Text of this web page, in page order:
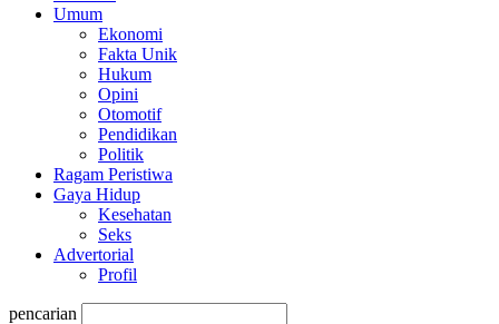
Umum
Ekonomi
Fakta Unik
Hukum
Opini
Otomotif
Pendidikan
Politik
Ragam Peristiwa
Gaya Hidup
Kesehatan
Seks
Advertorial
Profil
pencarian